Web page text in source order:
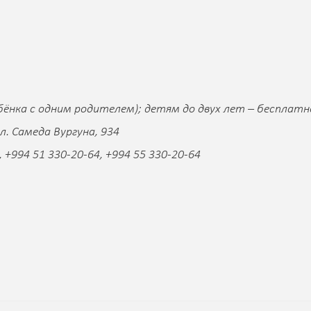
с одним родителем); детям до двух лет –
Самеда Вургуна, 934
51 330-20-64, +994 55 330-20-64